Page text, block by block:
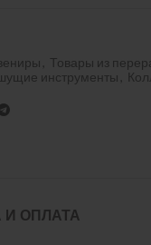
Товары из
инструменты
ОПЛАТА